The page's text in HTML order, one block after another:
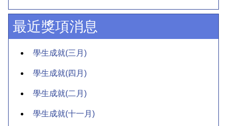
最近獎項消息
學生成就(三月)
學生成就(四月)
學生成就(二月)
學生成就(十一月)